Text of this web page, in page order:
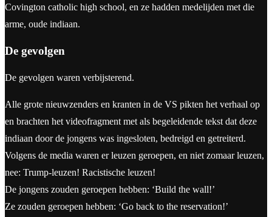
Covington catholic high school, en ze hadden medelijden met die
arme, oude indiaan.
De gevolgen
De gevolgen waren verbijsterend.
Alle grote nieuwzenders en kranten in de VS pikten het verhaal op
en brachten het videofragment met als begeleidende tekst dat deze
indiaan door de jongens was ingesloten, bedreigd en getreiterd.
Volgens de media waren er leuzen geroepen, en niet zomaar leuzen,
nee: Trump-leuzen! Racistische leuzen!
De jongens zouden geroepen hebben: ‘Build the wall!’
Ze zouden geroepen hebben: ‘Go back to the reservation!’